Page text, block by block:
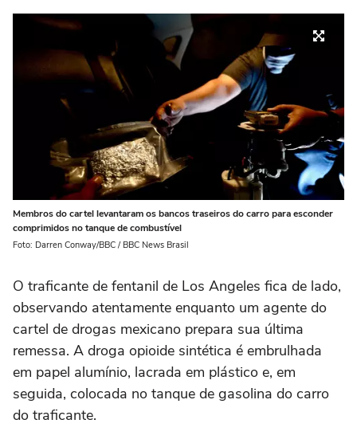
Membros do cartel levantaram os bancos traseiros do carro para esconder
comprimidos no tanque de combustível
Foto: Darren Conway/BBC / BBC News Brasil
O traficante de fentanil de Los Angeles fica de lado,
observando atentamente enquanto um agente do
cartel de drogas mexicano prepara sua última
remessa. A droga opioide sintética é embrulhada
em papel alumínio, lacrada em plástico e, em
seguida, colocada no tanque de gasolina do carro
do traficante.